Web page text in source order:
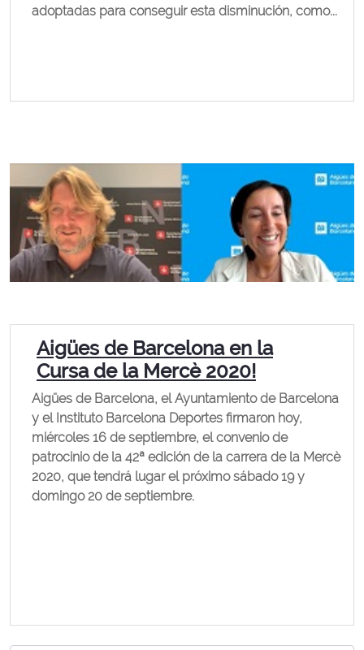
adoptadas para conseguir esta disminución, como...
Aigües de Barcelona en la
Cursa de la Mercè 2020!
Aigües de Barcelona, ​​el Ayuntamiento de Barcelona
y el Instituto Barcelona Deportes firmaron hoy,
miércoles 16 de septiembre, el convenio de
patrocinio de la 42ª edición de la carrera de la Mercè
2020, que tendrá lugar el próximo sábado 19 y
domingo 20 de septiembre.